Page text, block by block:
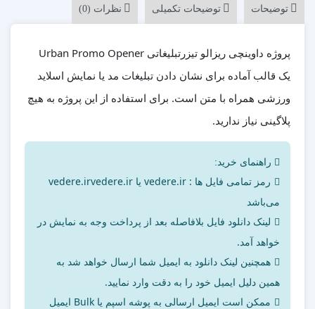
توضیحات توضیحات تکمیلی نظرات (0)
پروژه داوینچی ریزالو تیزرتبلیغاتی Urban Promo Opener
یک قالب آماده برای نشان دادن تبلیغات مد یا نمایش اسلاید
ورزشی همراه با متن است. برای استفاده از این پروژه به هیچ
پلاگینی نیاز ندارید.
راهنمای خرید:
می‌باشد
لینک دانلود فایل بلافاصله بعد از پرداخت وجه به نمایش در
خواهد آمد.
همچنین لینک دانلود به ایمیل شما ارسال خواهد شد به
همین دلیل ایمیل خود را به دقت وارد نمایید.
ممکن است ایمیل ارسالی به پوشه اسپم یا Bulk ایمیل